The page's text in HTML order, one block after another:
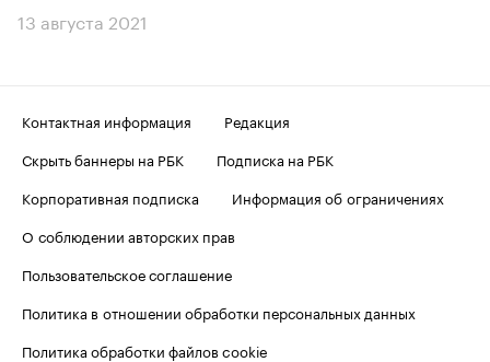
13 августа 2021
Контактная информация
Редакция
Скрыть баннеры на РБК
Подписка на РБК
Корпоративная подписка
Информация об ограничениях
О соблюдении авторских прав
Пользовательское соглашение
Политика в отношении обработки персональных данных
Политика обработки файлов cookie